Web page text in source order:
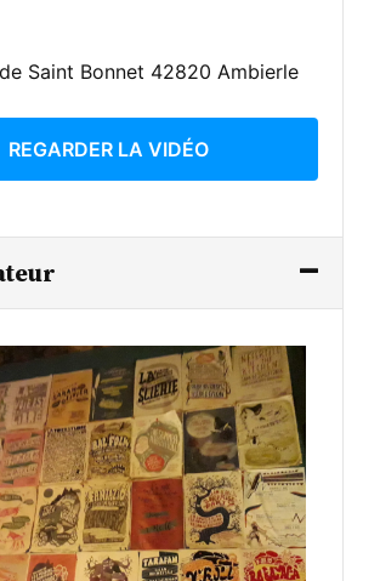
Saint Bonnet 42820 Ambierle
REGARDER LA VIDÉO